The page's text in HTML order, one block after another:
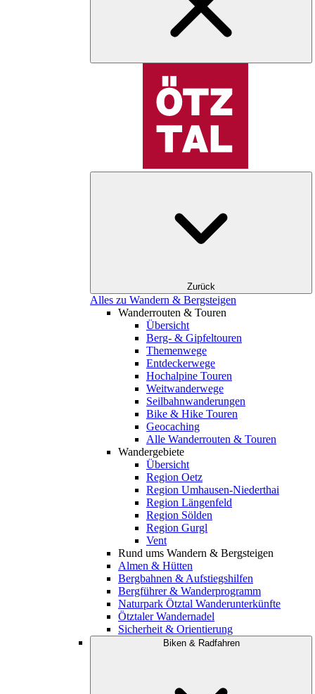
Zurück
Alles zu Wandern & Bergsteigen
Wanderrouten & Touren
Übersicht
Berg- & Gipfeltouren
Themenwege
Entdeckerwege
Hochalpine Touren
Weitwanderwege
Seilbahnwanderungen
Bike & Hike Touren
Geocaching
Alle Wanderrouten & Touren
Wandergebiete
Übersicht
Region Oetz
Region Umhausen-Niederthai
Region Längenfeld
Region Sölden
Region Gurgl
Vent
Rund ums Wandern & Bergsteigen
Almen & Hütten
Bergbahnen & Aufstiegshilfen
Bergführer & Wanderprogramm
Naturpark Ötztal Wanderunterkünfte
Ötztaler Wandernadel
Sicherheit & Orientierung
Biken & Radfahren